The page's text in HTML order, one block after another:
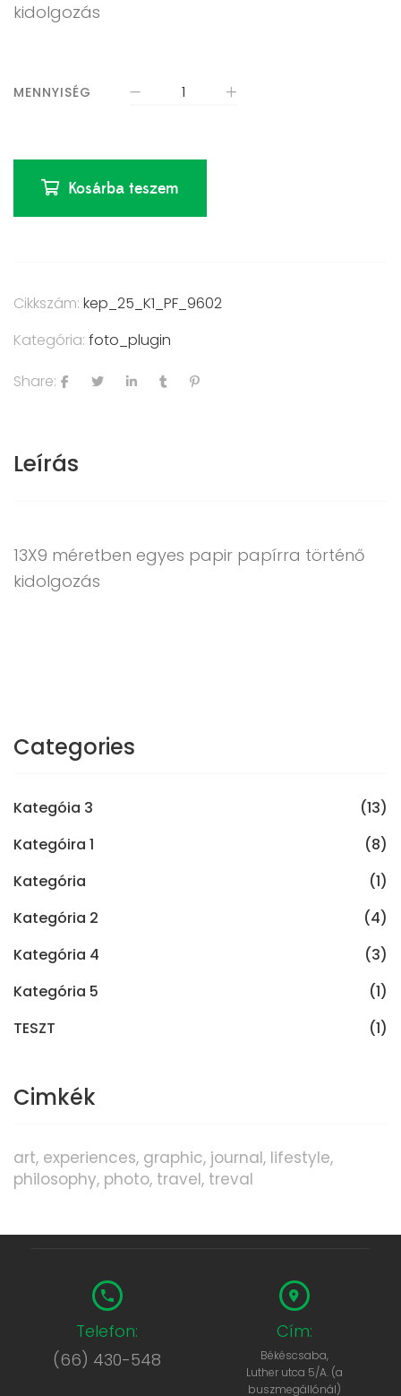
kidolgozás
MENNYISÉG
Kosárba teszem
Cikkszám: kep_25_K1_PF_9602
Kategória: foto_plugin
Share:
Leírás
13X9 méretben egyes papir papírra történő
kidolgozás
Categories
Kategóia 3
(13)
Kategóira 1
(8)
Kategória
(1)
Kategória 2
(4)
Kategória 4
(3)
Kategória 5
(1)
TESZT
(1)
Cimkék
art experiences graphic journal lifestyle
philosophy photo travel treval
Telefon:
(66) 430-548
Cím:
Békéscsaba,
Luther utca 5/A. (a
buszmegállónál)